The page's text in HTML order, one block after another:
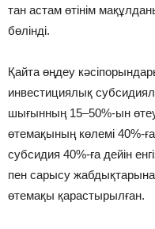
тан астам өтінім
бөлінді.
Қайта өңдеу
инвестициялық
шығынның 15–50%-ын
өтемақының көлемі 40%-
субсидия 40%-ға дейін
пен сарысу
өтемақы қарастырылған.